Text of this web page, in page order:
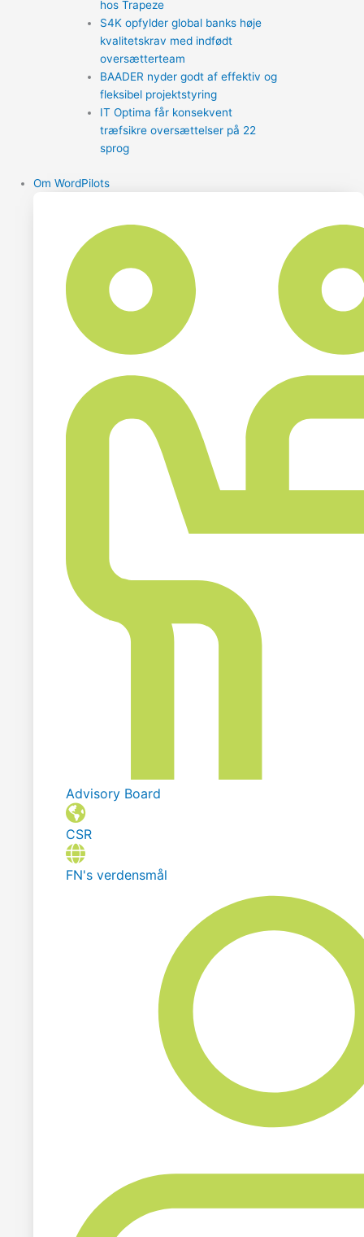
hos Trapeze
S4K opfylder global banks høje
kvalitetskrav med indfødt
oversætterteam
BAADER nyder godt af effektiv og
fleksibel projektstyring
IT Optima får konsekvent
træfsikre oversættelser på 22
sprog
Om WordPilots
Advisory Board
CSR
FN's verdensmål